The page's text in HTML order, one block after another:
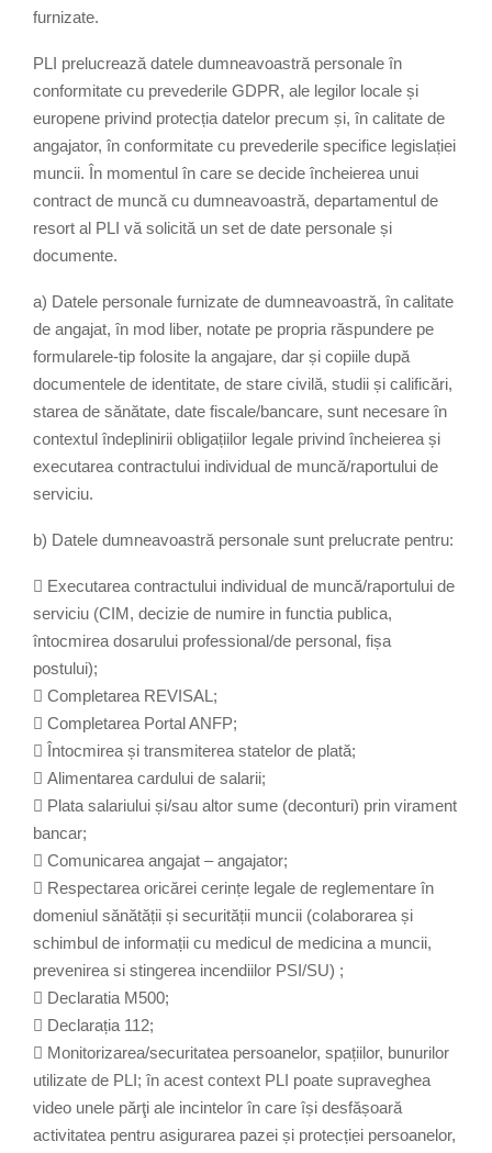
furnizate.
PLI prelucrează datele dumneavoastră personale în
conformitate cu prevederile GDPR, ale legilor locale și
europene privind protecția datelor precum și, în calitate de
angajator, în conformitate cu prevederile specifice legislației
muncii. În momentul în care se decide încheierea unui
contract de muncă cu dumneavoastră, departamentul de
resort al PLI vă solicită un set de date personale și
documente.
a) Datele personale furnizate de dumneavoastră, în calitate
de angajat, în mod liber, notate pe propria răspundere pe
formularele-tip folosite la angajare, dar și copiile după
documentele de identitate, de stare civilă, studii și calificări,
starea de sănătate, date fiscale/bancare, sunt necesare în
contextul îndeplinirii obligațiilor legale privind încheierea și
executarea contractului individual de muncă/raportului de
serviciu.
b) Datele dumneavoastră personale sunt prelucrate pentru:
 Executarea contractului individual de muncă/raportului de
serviciu (CIM, decizie de numire in functia publica,
întocmirea dosarului professional/de personal, fișa
postului);
 Completarea REVISAL;
 Completarea Portal ANFP;
 Întocmirea și transmiterea statelor de plată;
 Alimentarea cardului de salarii;
 Plata salariului și/sau altor sume (deconturi) prin virament
bancar;
 Comunicarea angajat – angajator;
 Respectarea oricărei cerințe legale de reglementare în
domeniul sănătății și securității muncii (colaborarea și
schimbul de informații cu medicul de medicina a muncii,
prevenirea si stingerea incendiilor PSI/SU) ;
 Declaratia M500;
 Declarația 112;
 Monitorizarea/securitatea persoanelor, spațiilor, bunurilor
utilizate de PLI; în acest context PLI poate supraveghea
video unele părţi ale incintelor în care își desfășoară
activitatea pentru asigurarea pazei și protecției persoanelor,